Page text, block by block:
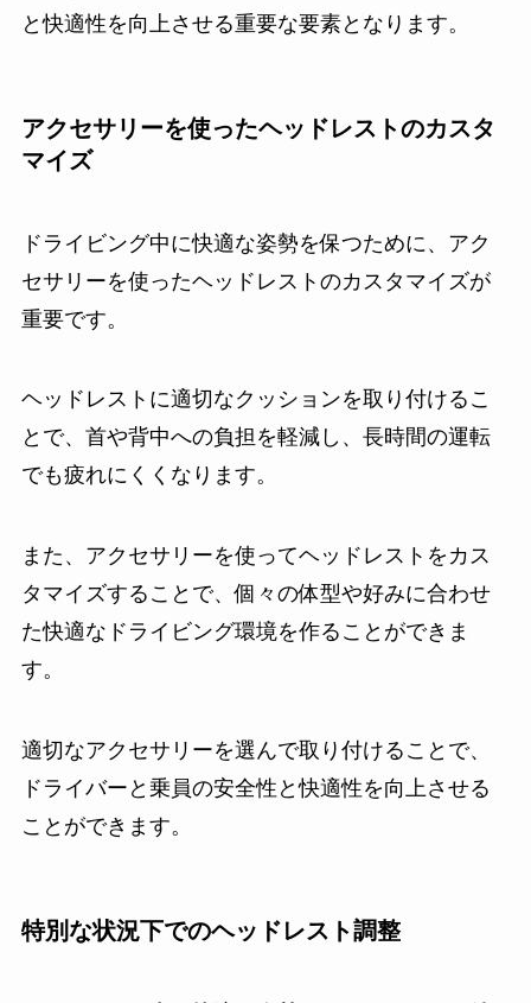
と快適性を向上させる重要な要素となります。
アクセサリーを使ったヘッドレストのカスタ
マイズ
ドライビング中に快適な姿勢を保つために、アク
セサリーを使ったヘッドレストのカスタマイズが
重要です。
ヘッドレストに適切なクッションを取り付けるこ
とで、首や背中への負担を軽減し、長時間の運転
でも疲れにくくなります。
また、アクセサリーを使ってヘッドレストをカス
タマイズすることで、個々の体型や好みに合わせ
た快適なドライビング環境を作ることができま
す。
適切なアクセサリーを選んで取り付けることで、
ドライバーと乗員の安全性と快適性を向上させる
ことができます。
特別な状況下でのヘッドレスト調整